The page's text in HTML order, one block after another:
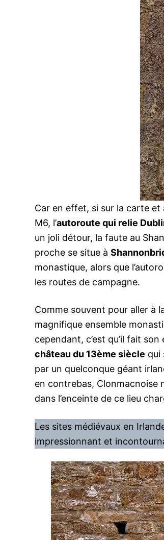
Car en effet, si sur la carte et
M6, l’autoroute qui relie
un joli détour, la faute au
proche se situe à
monastique, alors que
les routes de campagne.
Comme souvent pour aller à
magnifique ensemble
cependant, c’est qu’il fait
château du 13ème siècle qui
par un quelconque géant
en contrebas, Clonmacnoise
dans l’enceinte de ce lieu
Les sites médiévaux en
impressionnant et